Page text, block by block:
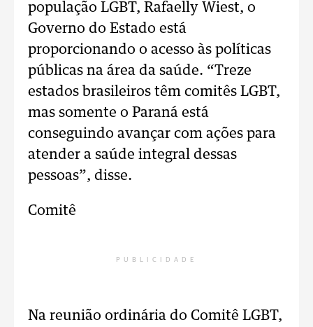
população LGBT, Rafaelly Wiest, o
Governo do Estado está
proporcionando o acesso às políticas
públicas na área da saúde. “Treze
estados brasileiros têm comitês LGBT,
mas somente o Paraná está
conseguindo avançar com ações para
atender a saúde integral dessas
pessoas”, disse.
Comitê
PUBLICIDADE
Na reunião ordinária do Comitê LGBT,